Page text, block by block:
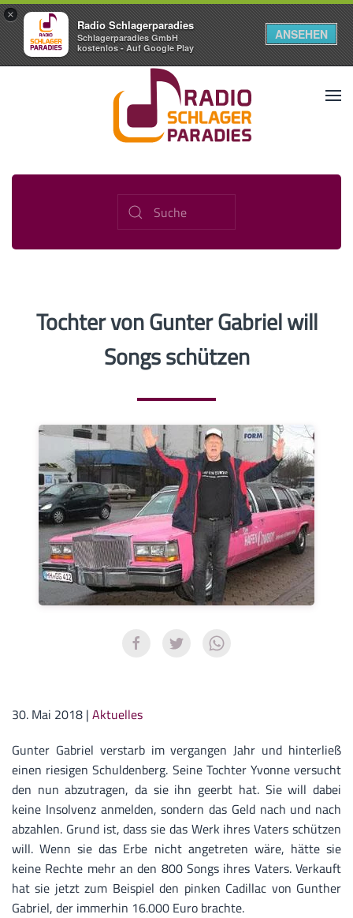
×
Radio Schlagerparadies
Schlagerparadies GmbH
kostenlos - Auf Google Play
ANSEHEN
Tochter von Gunter Gabriel will
Songs schützen
30. Mai 2018 | Aktuelles
Gunter Gabriel verstarb im vergangen Jahr und hinterließ
einen riesigen Schuldenberg. Seine Tochter Yvonne versucht
den nun abzutragen, da sie ihn geerbt hat. Sie will dabei
keine Insolvenz anmelden, sondern das Geld nach und nach
abzahlen. Grund ist, dass sie das Werk ihres Vaters schützen
will. Wenn sie das Erbe nicht angetreten wäre, hätte sie
keine Rechte mehr an den 800 Songs ihres Vaters. Verkauft
hat sie jetzt zum Beispiel den pinken Cadillac von Gunther
Gabriel, der immerhin 16.000 Euro brachte.